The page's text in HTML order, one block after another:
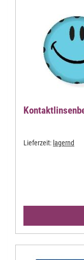
Lieferzeit: lagernd